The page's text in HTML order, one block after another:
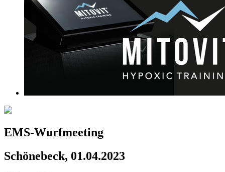
EMS-Wurfmeeting
Schönebeck, 01.04.2023